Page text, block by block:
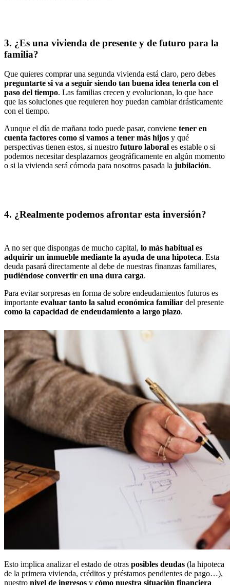
3. ¿Es una vivienda de presente y de futuro para la
familia?
Que quieres comprar una segunda vivienda está claro, pero debes
preguntarte si va a seguir siendo tan buena idea tenerla con el
paso del tiempo. Las familias crecen y evolucionan, lo que hace
que las soluciones que requieren hoy puedan cambiar drásticamente
con el tiempo.
Aunque el día de mañana todo puede pasar, conviene tener en
cuenta factores como si vamos a tener más hijos y qué
perspectivas tienen estos, si nuestro futuro laboral es estable o si
podemos necesitar desplazarnos geográficamente en algún momento
o si la vivienda será cómoda para nosotros pasada la jubilación.
4. ¿Realmente podemos afrontar esta inversión?
A no ser que dispongas de mucho capital, lo más habitual es
adquirir un inmueble mediante la ayuda de una hipoteca. Esta
deuda pasará directamente al debe de nuestras finanzas familiares,
pudiéndose convertir en una dura carga.
Para evitar sorpresas en forma de sobre endeudamientos futuros es
importante evaluar tanto la salud económica familiar del presente
como la capacidad de endeudamiento a largo plazo.
Esto implica analizar el estado de otras posibles deudas (la hipoteca
de la primera vivienda, créditos y préstamos pendientes de pago…),
nuestro nivel de ingresos y cómo nuestra situación financiera